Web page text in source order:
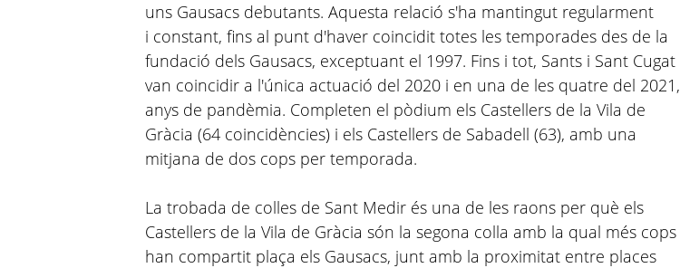
uns Gausacs debutants. Aquesta relació s'ha mantingut regularment
i constant, fins al punt d'haver coincidit totes les temporades des de la
fundació dels Gausacs, exceptuant el 1997. Fins i tot, Sants i Sant Cugat
van coincidir a l'única actuació del 2020 i en una de les quatre del 2021,
anys de pandèmia. Completen el pòdium els Castellers de la Vila de
Gràcia (64 coincidències) i els Castellers de Sabadell (63), amb una
mitjana de dos cops per temporada.
La trobada de colles de Sant Medir és una de les raons per què els
Castellers de la Vila de Gràcia són la segona colla amb la qual més cops
han compartit plaça els Gausacs, junt amb la proximitat entre places